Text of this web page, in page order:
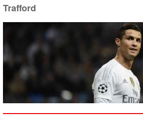
Trafford